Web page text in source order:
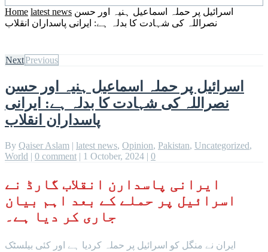
Home latest news اسرائیل پر حملہ اسماعیل ہنیہ اور حسن
نصراللہ کی شہادت کا بدلہ ہے: ایرانی پاسداران انقلاب
NextPrevious
اسرائیل پر حملہ اسماعیل ہنیہ اور حسن
نصراللہ کی شہادت کا بدلہ ہے: ایرانی
پاسداران انقلاب
By Qaiser Aslam | latest news, Opinion, Pakistan, Uncategorized,
World | 0 comment | 1 October, 2024 | 0
ایرانی پاسدارن انقلاب گارڈ نے
اسرائیل پر حملے کے بعد اہم بیان
جاری کر دیا ہے۔
ایران نے منگل کو اسرائیل پر حملہ کردیا ہے اور کئی بیلسٹک